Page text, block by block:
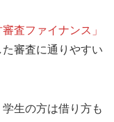
査ファイナンス」
審査に通りやすい
生の方は借り方も